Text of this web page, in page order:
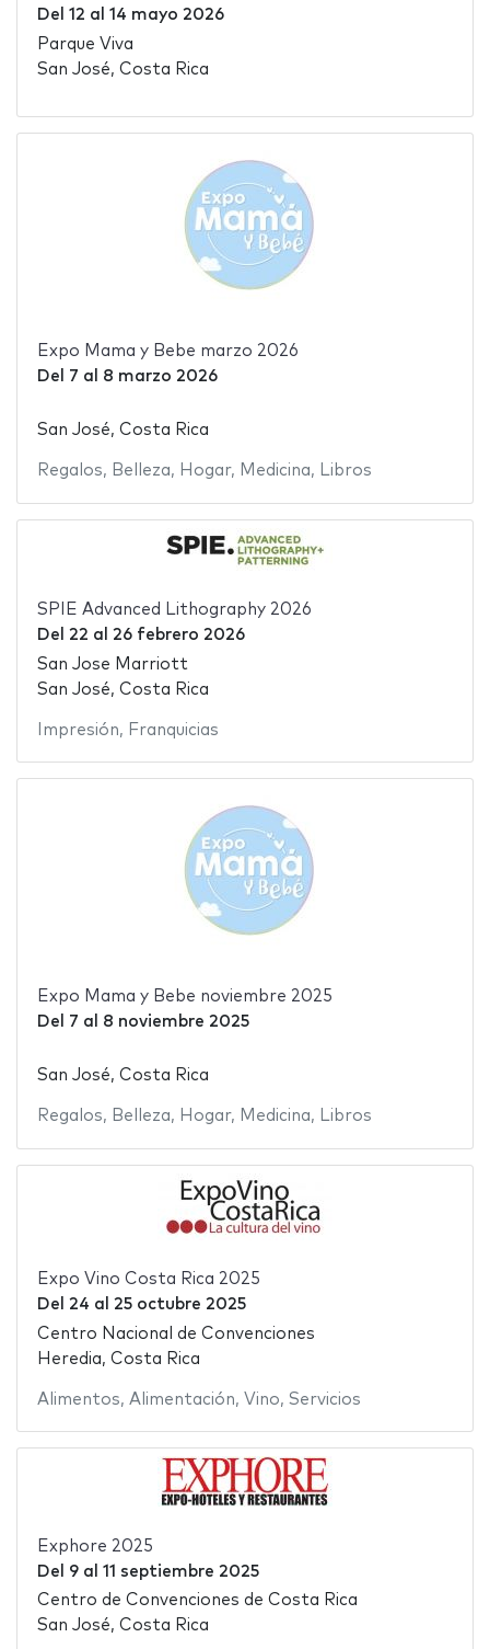
Del 12 al 14 mayo 2026
Parque Viva
San José, Costa Rica
Expo Mama y Bebe marzo 2026
Del 7 al 8 marzo 2026
San José, Costa Rica
Regalos, Belleza, Hogar, Medicina, Libros
SPIE Advanced Lithography 2026
Del 22 al 26 febrero 2026
San Jose Marriott
San José, Costa Rica
Impresión, Franquicias
Expo Mama y Bebe noviembre 2025
Del 7 al 8 noviembre 2025
San José, Costa Rica
Regalos, Belleza, Hogar, Medicina, Libros
Expo Vino Costa Rica 2025
Del 24 al 25 octubre 2025
Centro Nacional de Convenciones
Heredia, Costa Rica
Alimentos, Alimentación, Vino, Servicios
Exphore 2025
Del 9al 11 septiembre 2025
Centro de Convenciones de Costa Rica
San José, Costa Rica